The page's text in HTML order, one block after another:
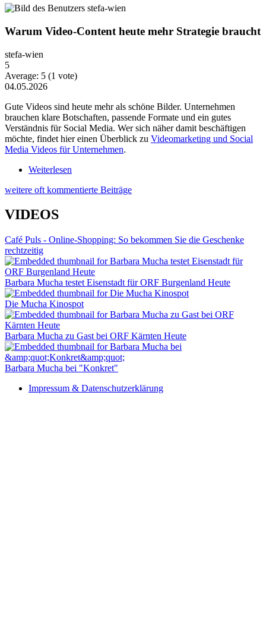
Warum Video-Content heute mehr Strategie braucht
stefa-wien
5
Average: 5 (1 vote)
04.05.2026
Gute Videos sind heute mehr als schöne Bilder. Unternehmen
brauchen klare Botschaften, passende Formate und ein gutes
Verständnis für Social Media. Wer sich näher damit beschäftigen
möchte, findet hier einen Überblick zu Videomarketing und Social
Media Videos für Unternehmen.
Weiterlesen
weitere oft kommentierte Beiträge
VIDEOS
Café Puls - Online-Shopping: So bekommen Sie die Geschenke
rechtzeitig
Barbara Mucha testet Eisenstadt für ORF Burgenland Heute
Die Mucha Kinospot
Barbara Mucha zu Gast bei ORF Kärnten Heute
Barbara Mucha bei "Konkret"
Impressum & Datenschutzerklärung